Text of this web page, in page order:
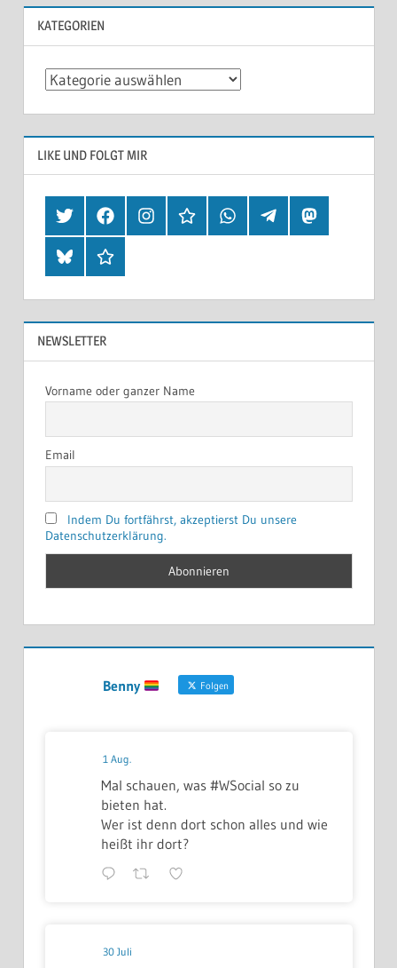
KATEGORIEN
Kategorien
LIKE UND FOLGT MIR
TwitterFacebookInstagramHearthisWhatsappTelegramMastodon
BlueskyThreads
NEWSLETTER
Vorname oder ganzer Name
Email
Indem Du fortfährst, akzeptierst Du unsere
Datenschutzerklärung.
Benny Folgen
1 Aug.
Mal schauen, was #WSocial so zu
bieten hat.
Wer ist denn dort schon alles und wie
heißt ihr dort?
30 Juli